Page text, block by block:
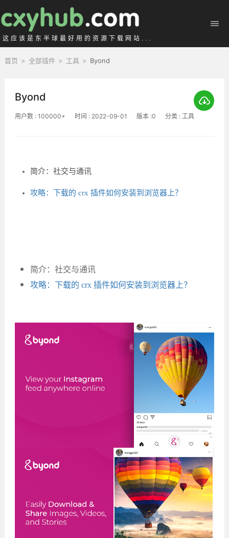
这应该是东半球最好用的资源下载网站...
首页 > 全部插件 > 工具 > Byond
Byond
用户数 : 100000+ 时间 : 2022-09-01 版本 :0 分类 : 工具
简介：社交与通讯
攻略：下载的 crx 插件如何安装到浏览器上？
简介：社交与通讯
攻略：下载的 crx 插件如何安装到浏览器上？